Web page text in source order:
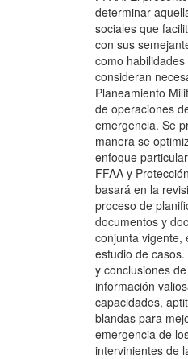
determinar
sociales que
con sus
como
consideran
Planeamiento
de operaciones
emergencia. Se
manera se
enfoque
FFAA y
basará en la
proceso de
documentos y
conjunta vigente,
estudio de
y conclusiones
información
capacidades,
blandas para
emergencia de
intervinientes de